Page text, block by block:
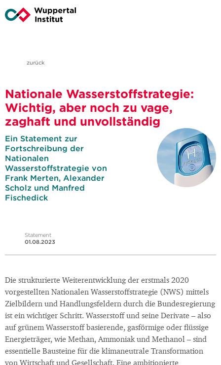
zurück
Nationale Wasserstoffstrategie:
Wichtig, aber noch zu vage,
zaghaft und unvollständig
Ein Statement zur
Fortschreibung der
Nationalen
Wasserstoffstrategie von
Frank Merten, Alexander
Scholz und Manfred
Fischedick
Statement
01.08.2023
Die strukturierte Weiterentwicklung der erstmals 2020
vorgestellten Nationalen Wasserstoffstrategie (NWS) mittels
Zielbildern und Handlungsfeldern durch die Bundesregierung
ist ein wichtiger Schritt. Wasserstoff und seine Derivate – also
auf grünem Wasserstoff basierende, gasförmige oder flüssige
Energieträger, wie Methan, Ammoniak und Methanol – sind
essentielle Bausteine für die klimaneutrale Transformation